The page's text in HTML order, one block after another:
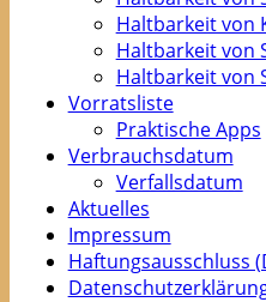
Haltbarkeit von
Haltbarkeit von
Haltbarkeit von
Vorratsliste
Praktische Apps
Verbrauchsdatum
Verfallsdatum
Aktuelles
Impressum
Haftungsausschluss